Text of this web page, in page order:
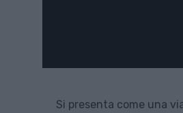
Si presenta come una